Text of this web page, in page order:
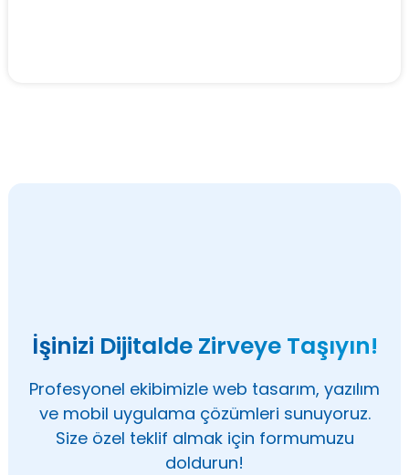
İşinizi Dijitalde Zirveye Taşıyın!
Profesyonel ekibimizle web tasarım, yazılım
ve mobil uygulama çözümleri sunuyoruz.
Size özel teklif almak için formumuzu
doldurun!